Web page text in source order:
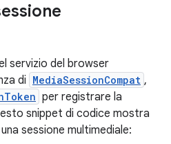
servizio del browser
di MediaSessionCompat ,
per registrare la
snippet di codice mostra
sessione multimediale: